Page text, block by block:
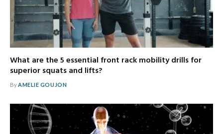
What are the 5 essential front rack mobility drills for
superior squats and lifts?
ByAMELIE GOUJON